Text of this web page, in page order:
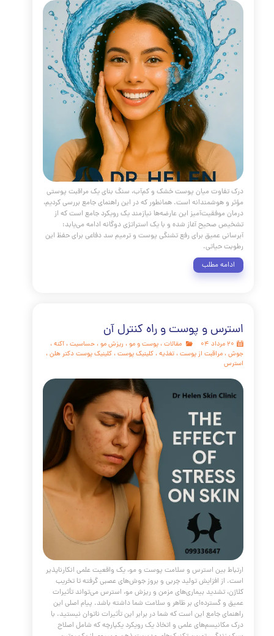
خشکی و کم آبی پوست
مقالات،پوست و مو ،مراقبت از پوست،تغذیه
کلینیک پوست، کلینیک پوست دکتر هلن، آبرسانی
میان پوست خشک و کم‌آب، سنگ بنای یک مراقبت پوستی
هوشمندانه است. همانطور که در این راهنمای جامع بررسی کردیم،
این عارضه‌ها نیازمند یک رویکرد جامع است که از
آغاز شده و با یک استراتژی دوگانه ادامه می‌یابد:
عمیق برای رفع تشنگی پوست و ترمیم سد دفاعی برای حفظ این
و پوست و راه کنترل آن
مقالات،پوست و مو،ریزش مو،حساسیت،آکنه،
مراقبت از پوست،تغذیه، کلینیک پوست ، کلینیک پوست دکتر هلن،